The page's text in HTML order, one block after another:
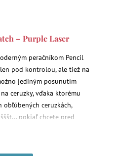
– Purple Laser
peračníkom Pencil
pod kontrolou, ale tiež na
jediným posunutím
ceruzky, vďaka ktorému
ceruzkách,
pokiaľ chcete pred
to jednoducho uschovať do